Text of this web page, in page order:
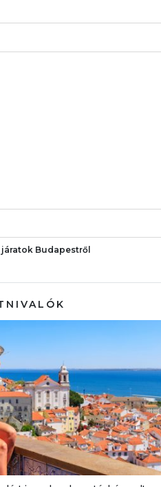
Budapestről